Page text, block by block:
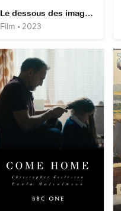
Le dessous des images. La jeune déportée de l'histoire
Film • 2023